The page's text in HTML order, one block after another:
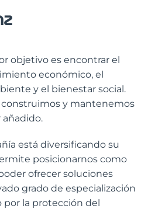
objetivo es encontrar el
económico, el
y el bienestar social.
construimos y mantenemos
añadido.
está diversificando su
posicionarnos como
ofrecer soluciones
grado de especialización
por la protección del